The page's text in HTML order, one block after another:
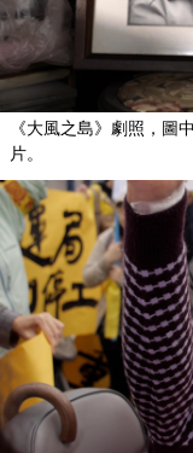
《大風之島》劇照，圖
片。